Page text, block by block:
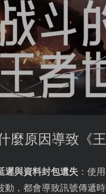
麼原因導致《
遲與資料封包遺失：使
動，都會導致訊號傳遞